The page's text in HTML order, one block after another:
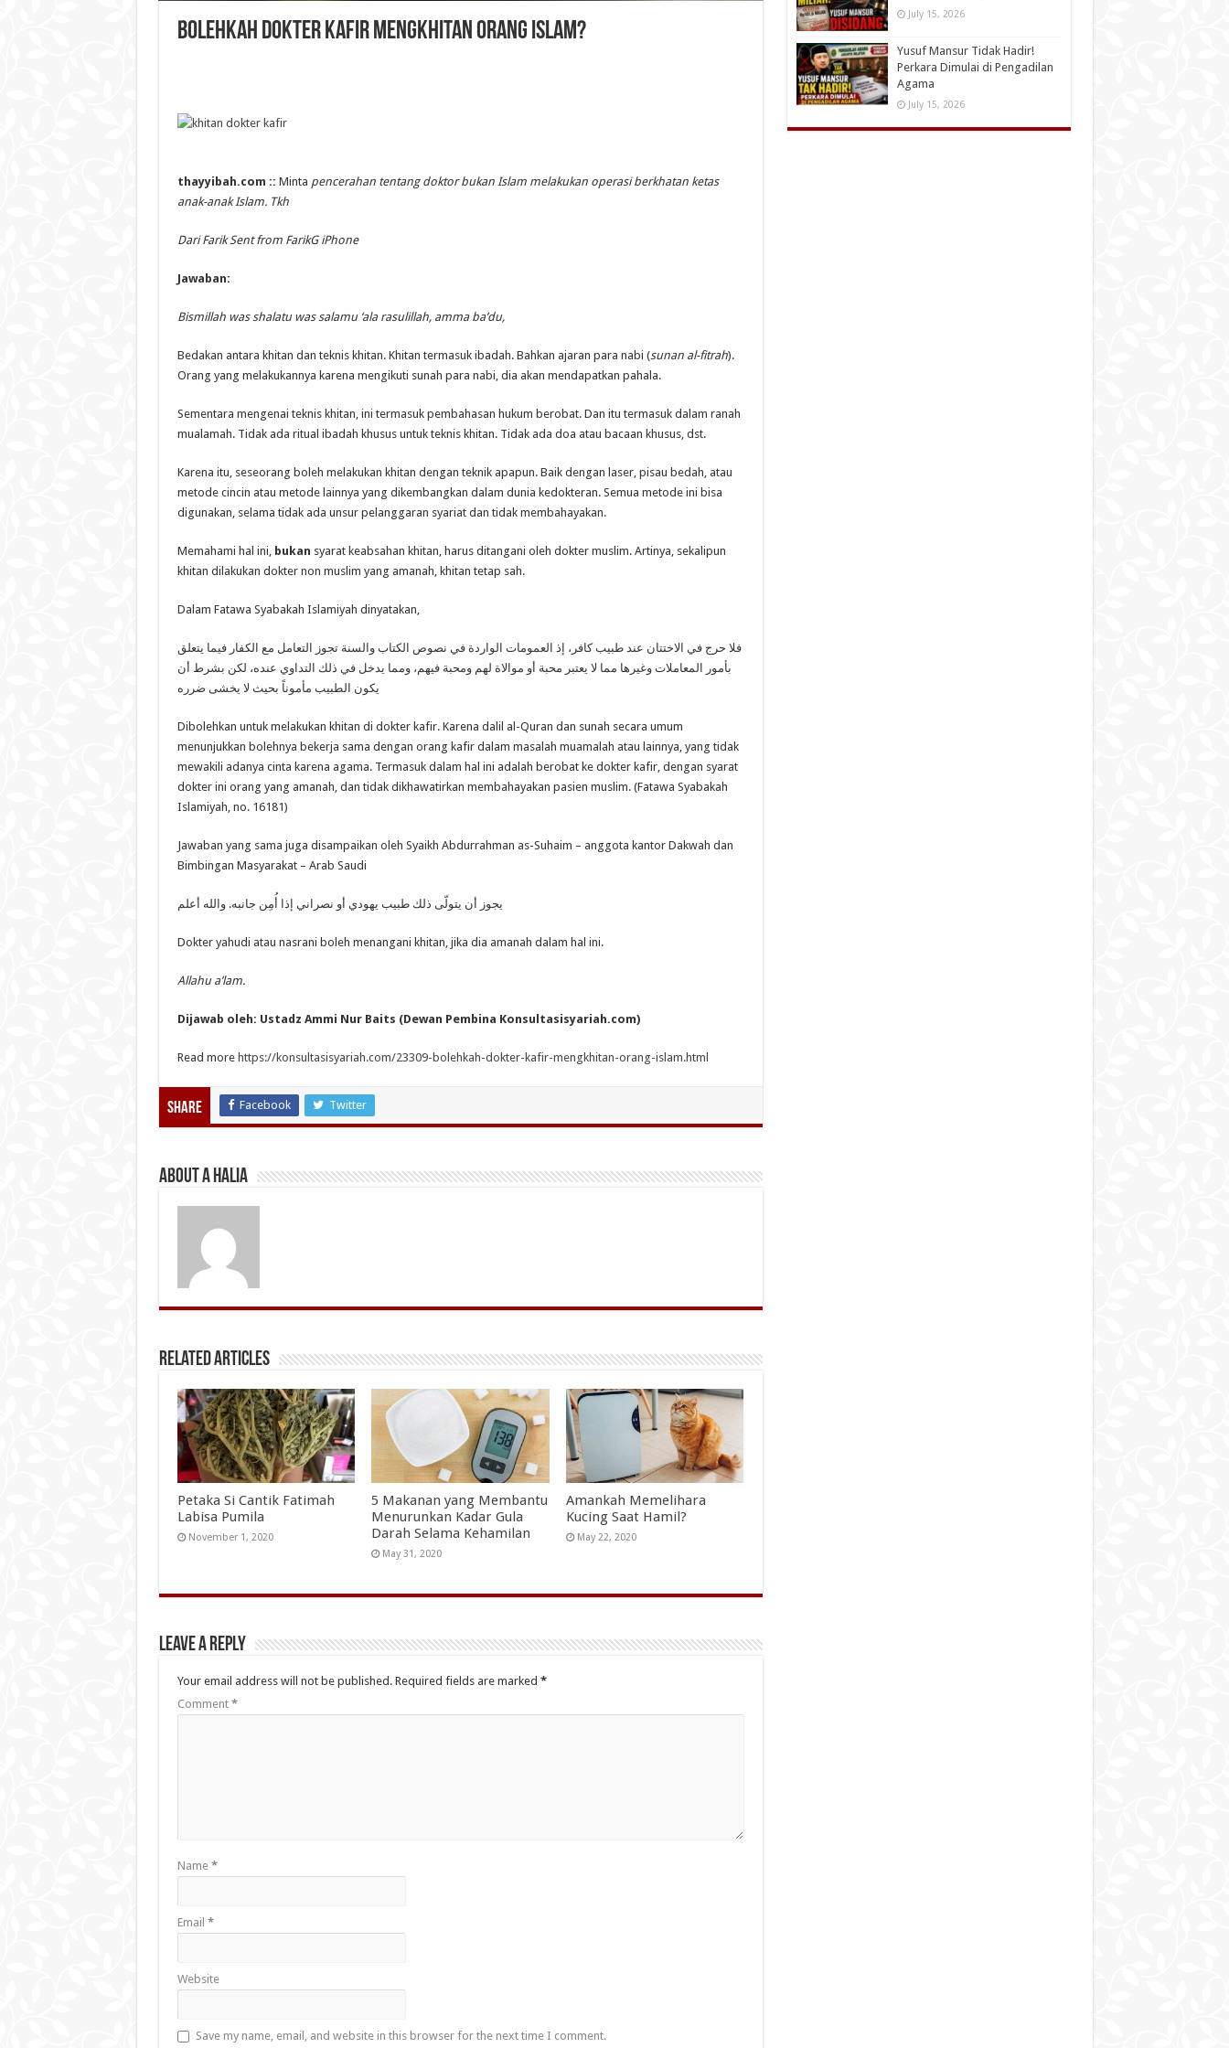
Bolehkah Dokter Kafir Mengkhitan Orang Islam?
thayyibah.com :: Minta pencerahan tentang doktor bukan Islam melakukan operasi berkhatan ketas
anak-anak Islam. Tkh
Dari Farik Sent from FarikG iPhone
Jawaban:
Bismillah was shalatu was salamu ‘ala rasulillah, amma ba’du,
Bedakan antara khitan dan teknis khitan. Khitan termasuk ibadah. Bahkan ajaran para nabi (sunan al-fitrah).
Orang yang melakukannya karena mengikuti sunah para nabi, dia akan mendapatkan pahala.
Sementara mengenai teknis khitan, ini termasuk pembahasan hukum berobat. Dan itu termasuk dalam ranah
mualamah. Tidak ada ritual ibadah khusus untuk teknis khitan. Tidak ada doa atau bacaan khusus, dst.
Karena itu, seseorang boleh melakukan khitan dengan teknik apapun. Baik dengan laser, pisau bedah, atau
metode cincin atau metode lainnya yang dikembangkan dalam dunia kedokteran. Semua metode ini bisa
digunakan, selama tidak ada unsur pelanggaran syariat dan tidak membahayakan.
Memahami hal ini, bukan syarat keabsahan khitan, harus ditangani oleh dokter muslim. Artinya, sekalipun
khitan dilakukan dokter non muslim yang amanah, khitan tetap sah.
Dalam Fatawa Syabakah Islamiyah dinyatakan,
فلا حرج في الاختتان عند طبيب كافر، إذ العمومات الواردة في نصوص الكتاب والسنة تجوز التعامل مع الكفار فيما يتعلق
بأمور المعاملات وغيرها مما لا يعتبر محبة أو موالاة لهم ومحبة فيهم، ومما يدخل في ذلك التداوي عنده، لكن بشرط أن
يكون الطبيب مأموناً بحيث لا يخشى ضرره
Dibolehkan untuk melakukan khitan di dokter kafir. Karena dalil al-Quran dan sunah secara umum
menunjukkan bolehnya bekerja sama dengan orang kafir dalam masalah muamalah atau lainnya, yang tidak
mewakili adanya cinta karena agama. Termasuk dalam hal ini adalah berobat ke dokter kafir, dengan syarat
dokter ini orang yang amanah, dan tidak dikhawatirkan membahayakan pasien muslim. (Fatawa Syabakah
Islamiyah, no. 16181)
Jawaban yang sama juga disampaikan oleh Syaikh Abdurrahman as-Suhaim – anggota kantor Dakwah dan
Bimbingan Masyarakat – Arab Saudi
يجوز أن يتولّى ذلك طبيب يهودي أو نصراني إذا أُمِن جانبه. والله أعلم
Dokter yahudi atau nasrani boleh menangani khitan, jika dia amanah dalam hal ini.
Allahu a’lam.
Dijawab oleh: Ustadz Ammi Nur Baits (Dewan Pembina Konsultasisyariah.com)
Read more https://konsultasisyariah.com/23309-bolehkah-dokter-kafir-mengkhitan-orang-islam.html
Share Facebook Twitter
About A Halia
Related Articles
Petaka Si Cantik Fatimah
Labisa Pumila
November 1, 2020
5 Makanan yang Membantu
Menurunkan Kadar Gula
Darah Selama Kehamilan
May 31, 2020
Amankah Memelihara
Kucing Saat Hamil?
May 22, 2020
Leave a Reply
Your email address will not be published. Required fields are marked *
Comment *
Name *
Email *
Website
Save my name, email, and website in this browser for the next time I comment.
July 15, 2026
Yusuf Mansur Tidak Hadir!
Perkara Dimulai di Pengadilan
Agama
July 15, 2026